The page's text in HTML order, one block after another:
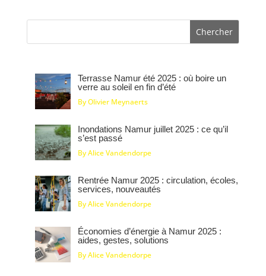
Terrasse Namur été 2025 : où boire un
verre au soleil en fin d’été
By Olivier Meynaerts
Inondations Namur juillet 2025 : ce qu’il
s’est passé
By Alice Vandendorpe
Rentrée Namur 2025 : circulation, écoles,
services, nouveautés
By Alice Vandendorpe
Économies d’énergie à Namur 2025 :
aides, gestes, solutions
By Alice Vandendorpe